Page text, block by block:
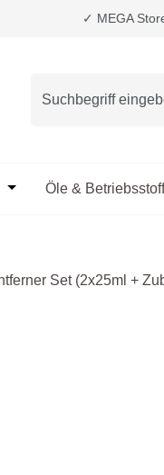
✓ MEGA
Öffne oder Schließe
Öle &